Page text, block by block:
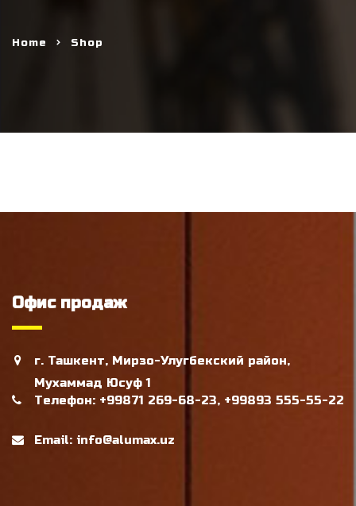
Home Shop
Офис продаж
г. Ташкент, Мирзо-Улугбекский район,
Мухаммад Юсуф 1
Телефон: +99871 269-68-23, +99893 555-55-22
Email: info@alumax.uz